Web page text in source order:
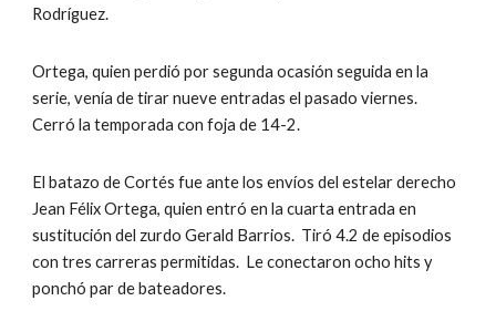
Rodríguez.
Ortega, quien perdió por segunda ocasión seguida en la
serie, venía de tirar nueve entradas el pasado viernes.
Cerró la temporada con foja de 14-2.
El batazo de Cortés fue ante los envíos del estelar derecho
Jean Félix Ortega, quien entró en la cuarta entrada en
sustitución del zurdo Gerald Barrios.  Tiró 4.2 de episodios
con tres carreras permitidas.  Le conectaron ocho hits y
ponchó par de bateadores.